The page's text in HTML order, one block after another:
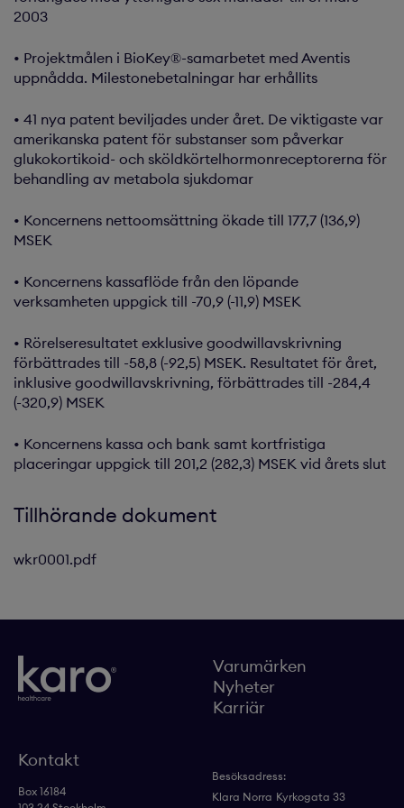
2003
• Projektmålen i BioKey®-samarbetet med Aventis
uppnådda. Milestonebetalningar har erhållits
• 41 nya patent beviljades under året. De viktigaste var
amerikanska patent för substanser som påverkar
glukokortikoid- och sköldkörtelhormonreceptorerna för
behandling av metabola sjukdomar
• Koncernens nettoomsättning ökade till 177,7 (136,9)
MSEK
• Koncernens kassaflöde från den löpande
verksamheten uppgick till -70,9 (-11,9) MSEK
• Rörelseresultatet exklusive goodwillavskrivning
förbättrades till -58,8 (-92,5) MSEK. Resultatet för året,
inklusive goodwillavskrivning, förbättrades till -284,4
(-320,9) MSEK
• Koncernens kassa och bank samt kortfristiga
placeringar uppgick till 201,2 (282,3) MSEK vid årets slut
Tillhörande dokument
wkr0001.pdf
Varumärken
Nyheter
Karriär
Kontakt
Box 16184
Besöksadress:
Klara Norra Kyrkogata 33